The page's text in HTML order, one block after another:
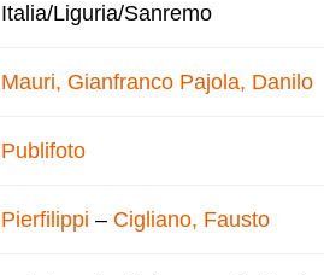
Italia/Liguria/Sanremo
Mauri, Gianfranco Pajola, Danilo
Publifoto
Pierfilippi – Cigliano, Fausto